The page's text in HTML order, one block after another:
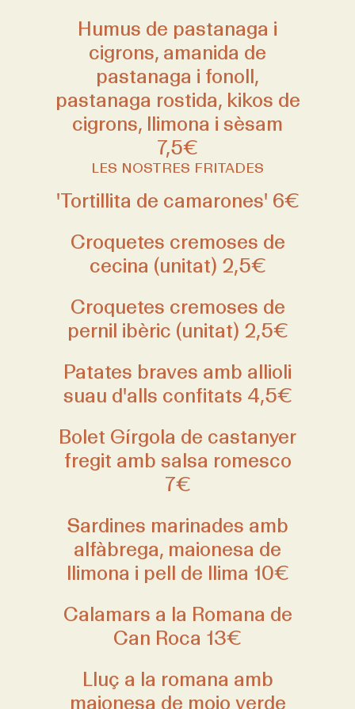
Humus de pastanaga i
cigrons, amanida de
pastanaga i fonoll,
pastanaga rostida, kikos de
cigrons, llimona i sèsam
7,5€
LES NOSTRES FRITADES
'Tortillita de camarones' 6€
Croquetes cremoses de
cecina (unitat) 2,5€
Croquetes cremoses de
pernil ibèric (unitat) 2,5€
Patates braves amb allioli
suau d'alls confitats 4,5€
Bolet Gírgola de castanyer
fregit amb salsa romesco
7€
Sardines marinades amb
alfàbrega, maionesa de
llimona i pell de llima 10€
Calamars a la Romana de
Can Roca 13€
Lluç a la romana amb
maionesa de mojo verde